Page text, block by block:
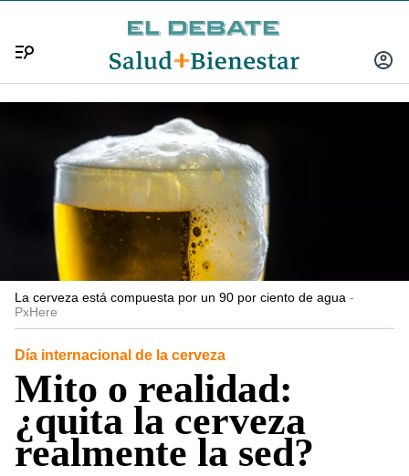
INICIAR
La cerveza está compuesta por un 90 por ciento de agua
PxHere
Día internacional de la cerveza
Mito o realidad:
¿quita la cerveza
realmente la sed?